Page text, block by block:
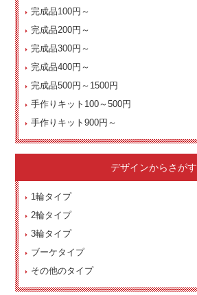
完成品100円～
完成品200円～
完成品300円～
完成品400円～
完成品500円～1500円
手作りキット100～500円
手作りキット900円～
デザインからさがす
1輪タイプ
2輪タイプ
3輪タイプ
ブーケタイプ
その他のタイプ